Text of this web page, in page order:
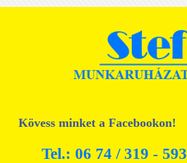
Kövess minket a Facebookon!
Tel.: 06 74 / 319 - 593